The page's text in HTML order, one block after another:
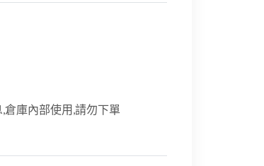
倉庫內部使用,請勿下單